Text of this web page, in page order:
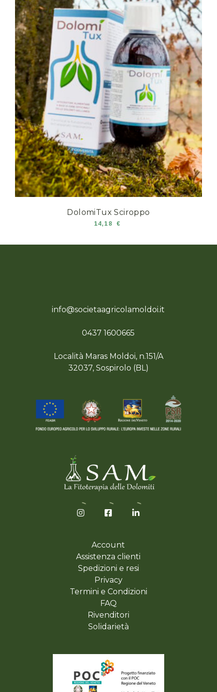
DolomiTux Sciroppo
14,18 €
info@societaagricolamoldoi.it
0437 1600665
Località Maras Moldoi, n.151/A
32037, Sospirolo (BL)
Account
Assistenza clienti
Spedizioni e resi
Privacy
Termini e Condizioni
FAQ
Rivenditori
Solidarietà